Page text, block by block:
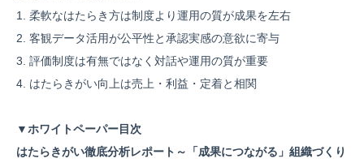
1. 柔軟なはたらき方は制度より運用の質が成果を左右
2. 客観データ活用が公平性と承認実感の意欲に寄与
3. 評価制度は有無ではなく対話や運用の質が重要
4. はたらきがい向上は売上・利益・定着と相関
▼ホワイトペーパー目次
はたらきがい徹底分析レポート～「成果につながる」組織づくり